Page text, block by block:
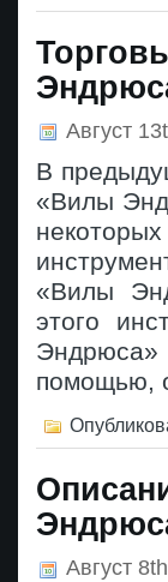
Август
В
«Вилы
«Вилы
этого
помощью,
Август